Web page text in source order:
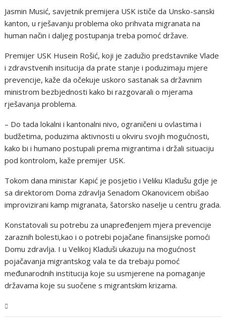
Jasmin Musić, savjetnik premijera USK ističe da Unsko-sanski
kanton, u rješavanju problema oko prihvata migranata na
human način i daljeg postupanja treba pomoć države.
Premijer USK Husein Rošić, koji je zadužio predstavnike Vlade
i zdravstvenih insitucija da prate stanje i poduzimaju mjere
prevencije, kaže da očekuje uskoro sastanak sa državnim
ministrom bezbjednosti kako bi razgovarali o mjerama
rješavanja problema.
– Do tada lokalni i kantonalni nivo, ograničeni u ovlastima i
budžetima, poduzima aktivnosti u okviru svojih mogućnosti,
kako bi i humano postupali prema migrantima i držali situaciju
pod kontrolom, kaže premijer USK.
Tokom dana ministar Kapić je posjetio i Veliku Kladušu gdje je
sa direktorom Doma zdravlja Senadom Okanovicem obišao
improvizirani kamp migranata, šatorsko naselje u centru grada.
Konstatovali su potrebu za unapređenjem mjera prevencije
zaraznih bolesti,kao i o potrebi pojačane finansijske pomoći
Domu zdravlja. I u Velikoj Kladuši ukazuju na mogućnost
pojačavanja migrantskog vala te da trebaju pomoć
međunarodnih institucija koje su usmjerene na pomaganje
državama koje su suočene s migrantskim krizama.